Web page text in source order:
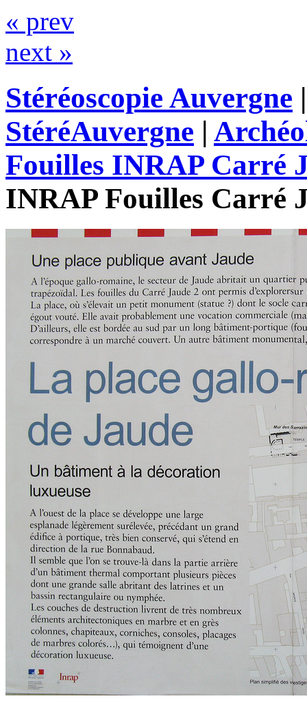
« prev
next »
Stéréoscopie Auvergne
StéréAuvergne |
Fouilles INRAP Carré
INRAP Fouilles Carré